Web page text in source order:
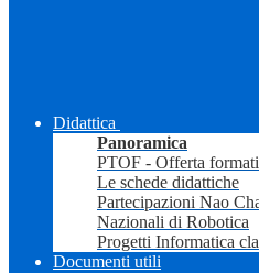
Didattica
Panoramica
PTOF - Offerta
Le schede didattiche
Partecipazioni Nao
Nazionali di Robotica
Progetti Informatica
Documenti utili